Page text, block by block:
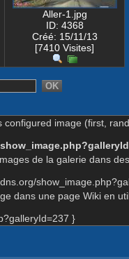
Aller-1.jpg
ID: 4368
Créé: 15/11/13
[7410 Visites]
configured image (first,
de la galerie dans
dans une page Wiki en
}